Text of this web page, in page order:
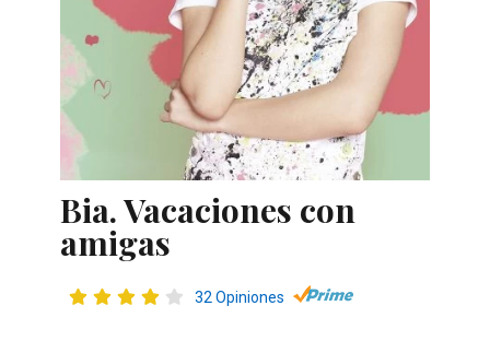
Bia. Vacaciones con
amigas
32 Opiniones